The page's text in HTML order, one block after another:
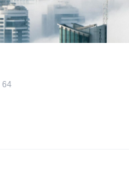
률지식인
객후기
64